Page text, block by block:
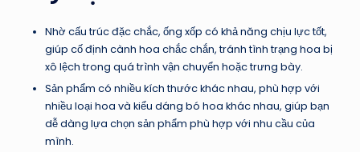
Nhờ cấu trúc đặc chắc, ống xốp có khả năng chịu lực tốt,
giúp cố định cành hoa chắc chắn, tránh tình trạng hoa bị
xô lệch trong quá trình vận chuyển hoặc trưng bày.
Sản phẩm có nhiều kích thước khác nhau, phù hợp với
nhiều loại hoa và kiểu dáng bó hoa khác nhau, giúp bạn
dễ dàng lựa chọn sản phẩm phù hợp với nhu cầu của
mình.